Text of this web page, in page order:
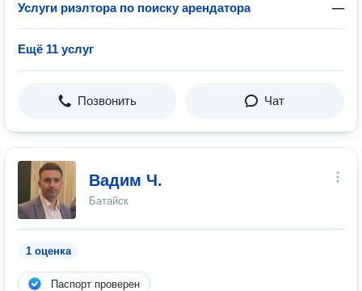
Услуги риэлтора по поиску арендатора —
Ещё 11 услуг
Позвонить Чат
Вадим Ч.
Батайск
1 оценка
Паспорт проверен